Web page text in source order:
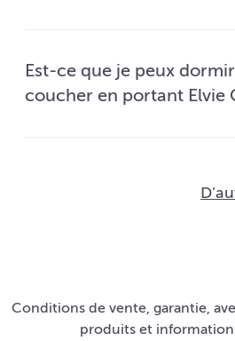
Est-ce que je peux
coucher en portant Elvie
Conditions de vente, garantie,
produits et